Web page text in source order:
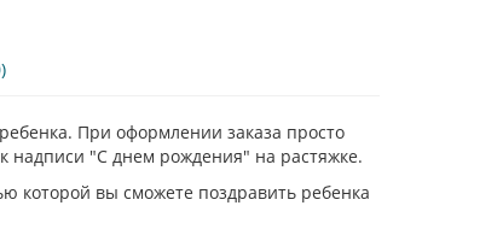
При оформлении заказа просто
надписи "С днем рождения" на растяжке.
которой вы сможете поздравить ребенка